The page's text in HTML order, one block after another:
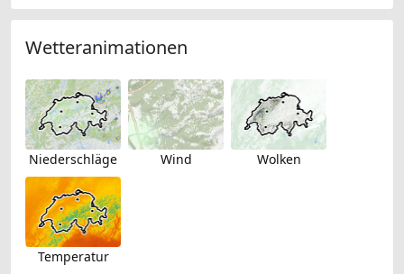
Wetteranimationen
Niederschläge Wind Wolken
Temperatur